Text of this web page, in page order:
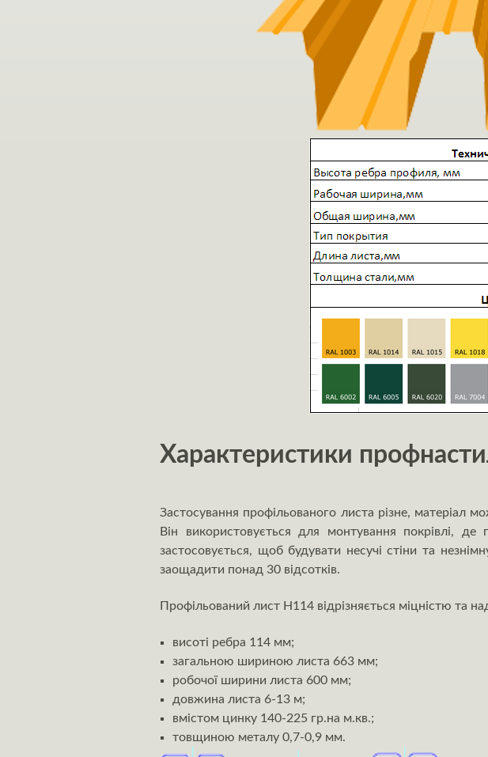
Характеристики
Застосування профільованого листа різне, матеріал
Він використовується для монтування покрівлі,
застосовується, щоб будувати несучі стіни та
заощадити понад 30 відсотків.
Профільований лист Н114 відрізняється міцністю та
висоті ребра 114 мм;
загальною шириною листа 663 мм;
робочої ширини листа 600 мм;
довжина листа 6-13 м;
вмістом цинку 140-225 гр.на м.кв.;
товщиною металу 0,7-0,9 мм.